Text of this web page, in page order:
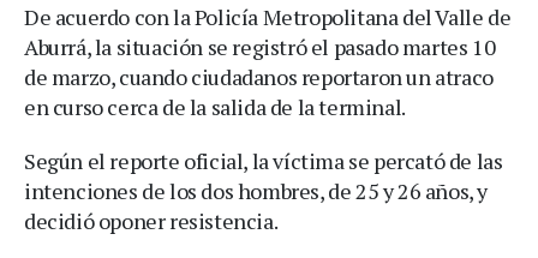
De acuerdo con la Policía Metropolitana del Valle de
Aburrá, la situación se registró el pasado martes 10
de marzo, cuando ciudadanos reportaron un atraco
en curso cerca de la salida de la terminal.
Según el reporte oficial, la víctima se percató de las
intenciones de los dos hombres, de 25 y 26 años, y
decidió oponer resistencia.